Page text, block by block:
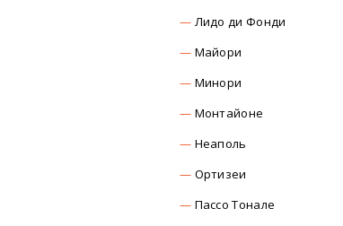
Лидо ди Фонди
Майори
Минори
Монтайоне
Неаполь
Ортизеи
Пассо Тонале